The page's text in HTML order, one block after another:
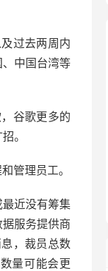
过去两周内
中国台湾等
谷歌更多的
。
管理员工。
近没有筹集
服务提供商
，裁员总数
量可能会更